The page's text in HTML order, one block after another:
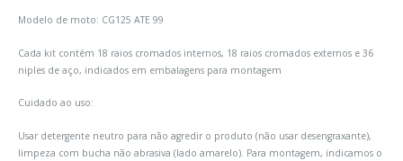
Modelo de moto: CG125 ATE 99
Cada kit contém 18 raios cromados internos, 18 raios cromados externos e 36
niples de aço, indicados em embalagens para montagem
Cuidado ao uso:
Usar detergente neutro para não agredir o produto (não usar desengraxante),
limpeza com bucha não abrasiva (lado amarelo). Para montagem, indicamos o